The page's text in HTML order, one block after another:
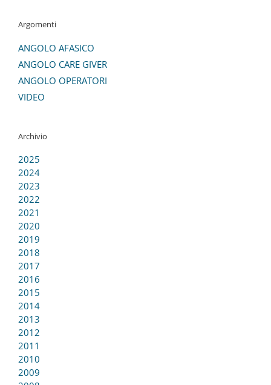
Argomenti
ANGOLO AFASICO
ANGOLO CARE GIVER
ANGOLO OPERATORI
VIDEO
Archivio
2025
2024
2023
2022
2021
2020
2019
2018
2017
2016
2015
2014
2013
2012
2011
2010
2009